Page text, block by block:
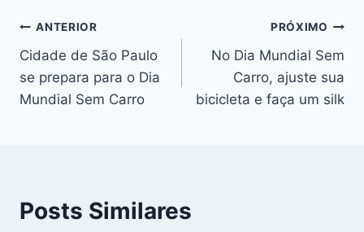
Navegação
de
Post
ANTERIOR
Cidade de São Paulo
se prepara para o Dia
Mundial Sem Carro
PRÓXIMO
No Dia Mundial Sem
Carro, ajuste sua
bicicleta e faça um silk
Posts Similares